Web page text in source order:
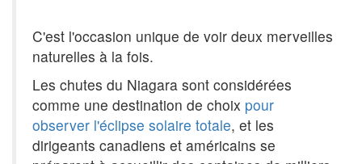
C'est l'occasion unique de voir deux merveilles
naturelles à la fois.
Les chutes du Niagara sont considérées
comme une destination de choix pour
observer l'éclipse solaire totale, et les
dirigeants canadiens et américains se